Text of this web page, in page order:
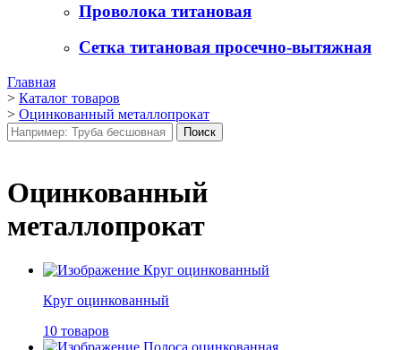
Проволока титановая
Сетка титановая просечно-вытяжная
Главная
> Каталог товаров
> Оцинкованный металлопрокат
Оцинкованный
металлопрокат
Круг оцинкованный
10 товаров